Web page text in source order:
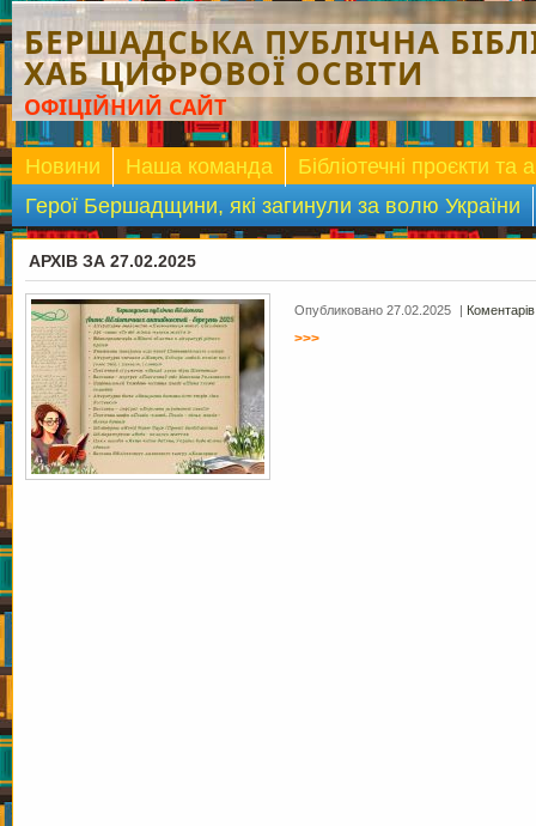
БЕРШАДСЬКА ПУБЛІЧНА
ХАБ ЦИФРОВОЇ ОСВІТИ
ОФІЦІЙНИЙ САЙТ
Новини Наша команда
Бібліотечні проєкти та
Герої Бершадщини, які загинули за волю України
АРХІВ ЗА 27.02.2025
Опубликовано 27.02.2025 |
>>>